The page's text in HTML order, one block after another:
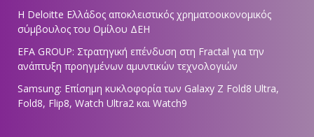
Η Deloitte Ελλάδος αποκλειστικός χρηματοοικονομικός
σύμβουλος του Ομίλου ΔΕΗ
EFA GROUP: Στρατηγική επένδυση στη Fractal για την
ανάπτυξη προηγμένων αμυντικών τεχνολογιών
Samsung: Επίσημη κυκλοφορία των Galaxy Z Fold8 Ultra,
Fold8, Flip8, Watch Ultra2 και Watch9